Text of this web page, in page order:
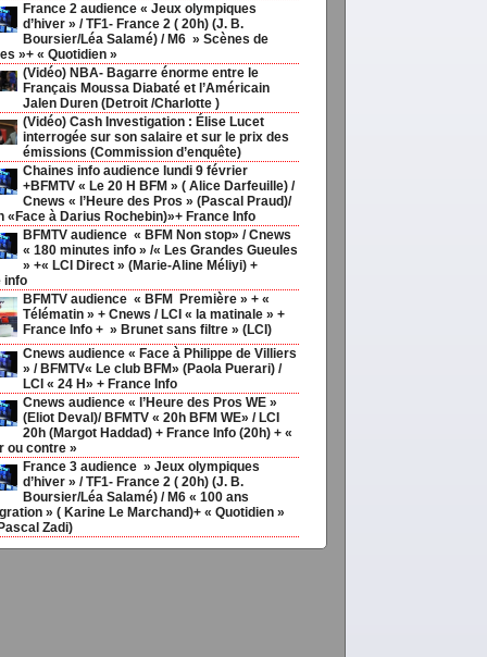
France 2 audience « Jeux olympiques
d’hiver » / TF1- France 2 ( 20h) (J. B.
Boursier/Léa Salamé) / M6 » Scènes de
»+ « Quotidien »
(Vidéo) NBA- Bagarre énorme entre le
Français Moussa Diabaté et l’Américain
Jalen Duren (Detroit /Charlotte )
(Vidéo) Cash Investigation : Élise Lucet
interrogée sur son salaire et sur le prix des
émissions (Commission d’enquête)
Chaines info audience lundi 9 février
+BFMTV « Le 20 H BFM » ( Alice Darfeuille) /
Cnews « l’Heure des Pros » (Pascal Praud)/
«Face à Darius Rochebin)»+ France Info
BFMTV audience « BFM Non stop» / Cnews
« 180 minutes info » /« Les Grandes Gueules
» +« LCI Direct » (Marie-Aline Méliyi) +
info
BFMTV audience « BFM Première » + «
Télématin » + Cnews / LCI « la matinale » +
France Info + » Brunet sans filtre » (LCI)
Cnews audience « Face à Philippe de Villiers
» / BFMTV« Le club BFM» (Paola Puerari) /
LCI « 24 H» + France Info
Cnews audience « l’Heure des Pros WE »
(Eliot Deval)/ BFMTV « 20h BFM WE» / LCI
20h (Margot Haddad) + France Info (20h) + «
ou contre »
France 3 audience » Jeux olympiques
d’hiver » / TF1- France 2 ( 20h) (J. B.
Boursier/Léa Salamé) / M6 « 100 ans
» ( Karine Le Marchand)+ « Quotidien »
Zadi)